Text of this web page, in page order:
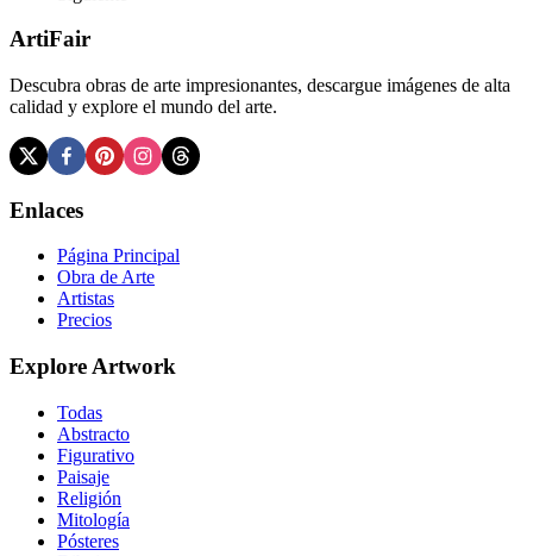
ArtiFair
Descubra obras de arte impresionantes, descargue imágenes de alta
calidad y explore el mundo del arte.
Enlaces
Página Principal
Obra de Arte
Artistas
Precios
Explore Artwork
Todas
Abstracto
Figurativo
Paisaje
Religión
Mitología
Pósteres